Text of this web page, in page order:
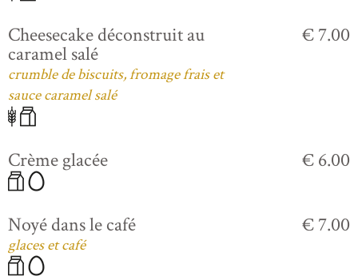
Cheesecake déconstruit au
caramel salé
crumble de biscuits, fromage frais et
sauce caramel salé
€ 7.00
Crème glacée € 6.00
Noyé dans le café
glaces et café
€ 7.00